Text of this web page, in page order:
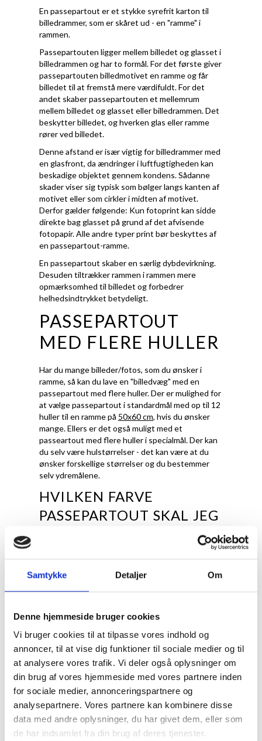
Samtykke Detaljer Om
Denne hjemmeside bruger cookies
Vi bruger cookies til at tilpasse vores indhold og
annoncer, til at vise dig funktioner til sociale medier og til
at analysere vores trafik. Vi deler også oplysninger om
din brug af vores hjemmeside med vores partnere inden
for sociale medier, annonceringspartnere og
analysepartnere. Vores partnere kan kombinere disse
data med andre oplysninger, du har givet dem, eller som
de har indsamlet fra din brug af deres tjenester.
En passepartout er et stykke syrefrit karton til
billedrammer, som er skåret ud - en "ramme" i
rammen.
Passepartouten ligger mellem billedet og glasset i
billedrammen og har to formål. For det første giver
passepartouten billedmotivet en ramme og får
billedet til at fremstå mere værdifuldt. For det
andet skaber passepartouten et mellemrum
mellem billedet og glasset eller billedrammen. Det
beskytter billedet, og hverken glas eller ramme
rører ved billedet.
Denne afstand er især vigtig for billedrammer med
en glasfront, da ændringer i luftfugtigheden kan
beskadige objektet gennem kondens. Sådanne
skader viser sig typisk som bølger langs kanten af
motivet eller som cirkler i midten af motivet.
Derfor gælder følgende: Kun fotoprint kan sidde
direkte bag glasset på grund af det afvisende
fotopapir. Alle andre typer print bør beskyttes af
en passepartout-ramme.
En passepartout skaber en særlig dybdevirkning.
Desuden tiltrækker rammen i rammen mere
opmærksomhed til billedet og forbedrer
helhedsindtrykket betydeligt.
PASSEPARTOUT
MED FLERE HULLER
Har du mange billeder/fotos, som du ønsker i
ramme, så kan du lave en "billedvæg" med en
passepartout med flere huller. Der er mulighed for
at vælge passepartout i standardmål med op til 12
huller til en ramme på 50x60 cm, hvis du ønsker
mange. Ellers er det også muligt med et
passeartout med flere huller i specialmål. Der kan
du selv være hulstørrelser - det kan være at du
ønsker forskellige størrelser og du bestemmer
selv ydremålene.
HVILKEN FARVE
PASSEPARTOUT SKAL JEG
Naturhvid / Varm hvid 1,5 mm
gør den velegnet til mere traditionelle motiver,
såsom eksempelvis kunsttryk, der typisk har
Farvebilleder generelt, sepia/bruntonede-, farve-
og sort/hvid motiver går glimrende i spænd med
denne passepartout, men helt neutrale eller
kølige sort/hvid motiver anbefales ikke til denne
type passepartout, da passepartout'ens varme
farve kan få neutrale sort/hvide billeder til at virke
blålige.
Porcelænshvid / Let varm hvid / Off white 1,5
mm
Forsiden af passepartout'en er let varm